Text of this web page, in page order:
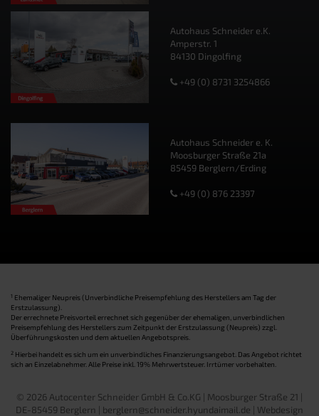
Autohaus Schneider e.K.
Amperstr. 1
84130 Dingolfing
+49 (0) 8731 3254866
Autohaus Schneider e. K.
Moosburger Straße 21a
85459 Berglern/Erding
+49 (0) 876 23397
1 Ehemaliger Neupreis (Unverbindliche Preisempfehlung des Herstellers am Tag der
Erstzulassung).
Der errechnete Preisvorteil errechnet sich gegenüber der ehemaligen, unverbindlichen
Preisempfehlung des Herstellers zum Zeitpunkt der Erstzulassung (Neupreis) zzgl.
Überführungskosten und dem aktuellen Angebotspreis.
2 Hierbei handelt es sich um ein unverbindliches Finanzierungsangebot. Das Angebot richtet
sich an Einzelabnehmer. Alle Preise inkl. 19% Mehrwertsteuer. Irrtümer vorbehalten.
© 2026 Autocenter Schneider GmbH & Co.KG | Moosburger Straße 21 |
DE-85459 Berglern | berglern@schneider.hyundaimail.de | Webdesign